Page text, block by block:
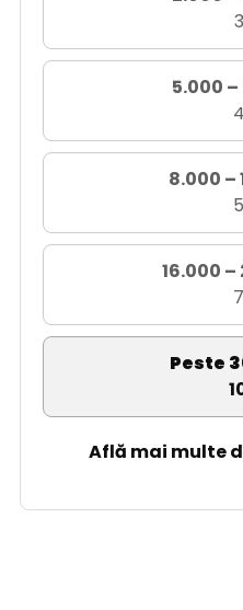
5.000
8.000 –
16.000
Peste
Află mai multe